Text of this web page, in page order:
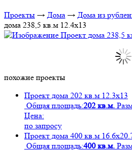
Проекты → Дома → Дома из
дома 238,5 кв.м 12.4х13
похожие проекты
Проект дома 202 кв.м 12.3х13
Общая площадь:202 кв.м.
Цена:
по запросу
Проект дома 400 кв.м
Общая площадь:400 кв.м.